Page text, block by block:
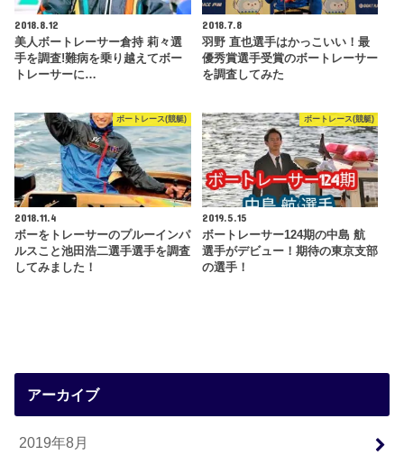
2018.8.12
美人ボートレーサー倉持 莉々選
手を調査!難病を乗り越えてボー
トレーサーに…
2018.7.8
羽野 直也選手はかっこいい！最
優秀賞選手受賞のボートレーサー
を調査してみた
ボートレース(競艇)
2018.11.4
ボーをトレーサーのプルーインパ
ルスこと池田浩二選手選手を調査
してみました！
ボートレース(競艇)
2019.5.15
ボートレーサー124期の中島 航
選手がデビュー！期待の東京支部
の選手！
アーカイブ
2019年8月